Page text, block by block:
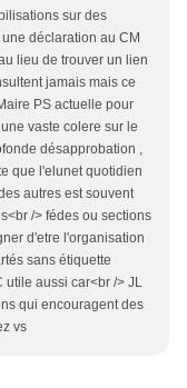
sur des
déclaration au CM
lieu de trouver un lien
jamais mais ce
PS actuelle pour
vaste colere sur le
désapprobation ,
que l'elunet quotidien
autres est souvent
/> fédes ou sections
d'etre l'organisation
sans étiquette
utile aussi car<br /> JL
qui encouragent des
vs